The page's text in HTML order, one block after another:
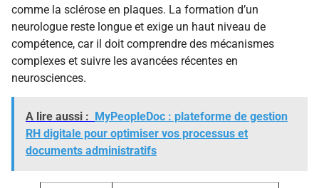
comme la sclérose en plaques. La formation d’un
neurologue reste longue et exige un haut niveau de
compétence, car il doit comprendre des mécanismes
complexes et suivre les avancées récentes en
neurosciences.
A lire aussi : MyPeopleDoc : plateforme de gestion
RH digitale pour optimiser vos processus et
documents administratifs